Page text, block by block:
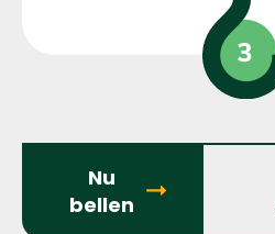
Nu
bellen